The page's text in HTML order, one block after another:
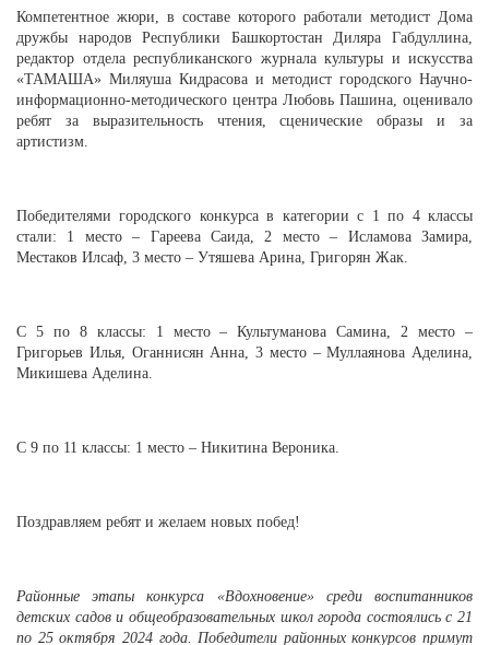
Компетентное жюри, в составе которого работали методист Дома
дружбы народов Республики Башкортостан Диляра Габдуллина,
редактор отдела республиканского журнала культуры и искусства
«ТАМАША» Миляуша Кидрасова и методист городского Научно-
информационно-методического центра Любовь Пашина, оценивало
ребят за выразительность чтения, сценические образы и за
артистизм.
Победителями городского конкурса в категории с 1 по 4 классы
стали: 1 место – Гареева Саида, 2 место – Исламова Замира,
Местаков Илсаф, 3 место – Утяшева Арина, Григорян Жак.
С 5 по 8 классы: 1 место – Культуманова Самина, 2 место –
Григорьев Илья, Оганнисян Анна, 3 место – Муллаянова Аделина,
Микишева Аделина.
С 9 по 11 классы: 1 место – Никитина Вероника.
Поздравляем ребят и желаем новых побед!
Районные этапы конкурса «Вдохновение» среди воспитанников
детских садов и общеобразовательных школ города состоялись с 21
по 25 октября 2024 года. Победители районных конкурсов примут